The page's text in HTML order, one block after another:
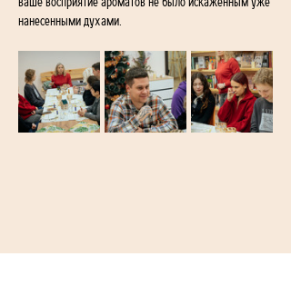
ваше восприятие ароматов не было искаженным уже
нанесенными духами.